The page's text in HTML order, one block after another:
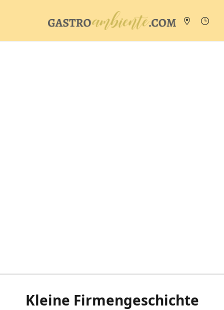
Kleine Firmengeschichte